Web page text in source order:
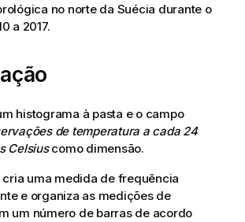
no norte da Suécia durante o
a 2017.
histograma à pasta e o campo
de temperatura a cada 24
Celsiuscomo dimensão.
uma medida de frequência
e organiza as medições de
um número de barras de acordo